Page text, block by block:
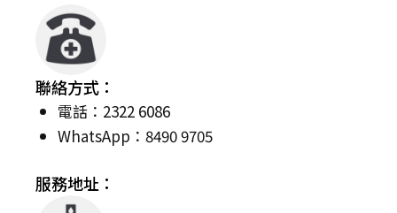
聯絡方式：
電話：2322 6086
WhatsApp：8490 9705
服務地址：